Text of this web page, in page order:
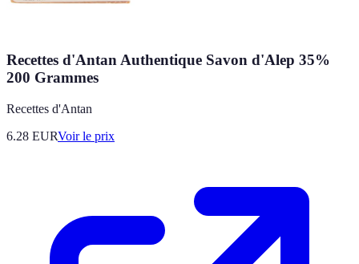
Recettes d'Antan Authentique Savon d'Alep 35%
200 Grammes
Recettes d'Antan
6.28 EURVoir le prix